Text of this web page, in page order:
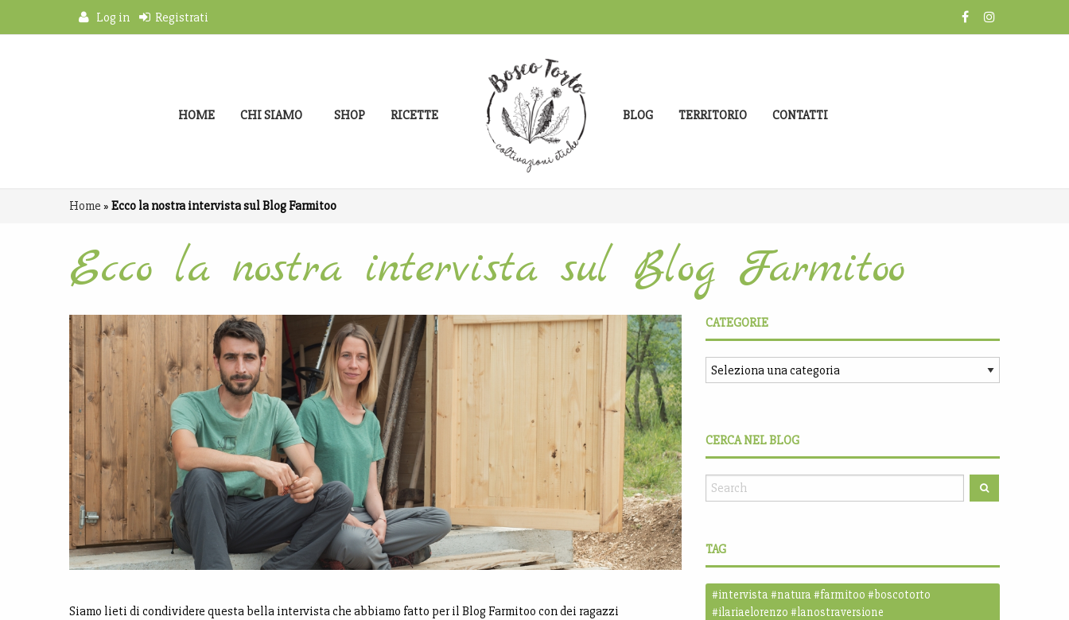
Log in Registrati
HOME CHI SIAMO SHOP RICETTE BLOG TERRITORIO CONTATTI
Home » Ecco la nostra intervista sul Blog Farmitoo
Ecco la nostra intervista sul Blog Farmitoo
Siamo lieti di condividere questa bella intervista che abbiamo fatto per il Blog Farmitoo con dei ragazzi
CATEGORIE
CERCA NEL BLOG
TAG
#intervista #natura #farmitoo #boscotorto
#ilariaelorenzo #lanostraversione